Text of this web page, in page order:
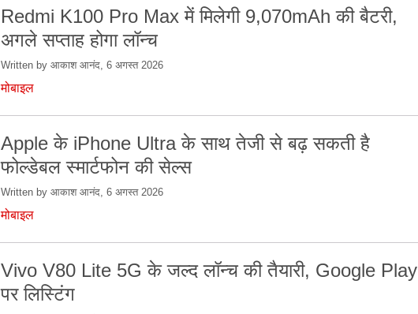
Redmi K100 Pro Max में मिलेगी 9,070mAh की बैटरी,
अगले सप्ताह होगा लॉन्च
Written by आकाश आनंद, 6 अगस्त 2026
मोबाइल
Apple के iPhone Ultra के साथ तेजी से बढ़ सकती है
फोल्डेबल स्मार्टफोन की सेल्स
Written by आकाश आनंद, 6 अगस्त 2026
मोबाइल
Vivo V80 Lite 5G के जल्द लॉन्च की तैयारी, Google Play
पर लिस्टिंग